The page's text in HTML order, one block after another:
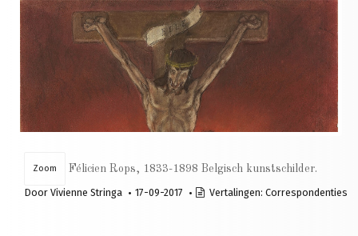
Zoom Félicien Rops, 1833-1898 Belgisch kunstschilder.
Door Vivienne Stringa 17-09-2017 Vertalingen: Correspondenties